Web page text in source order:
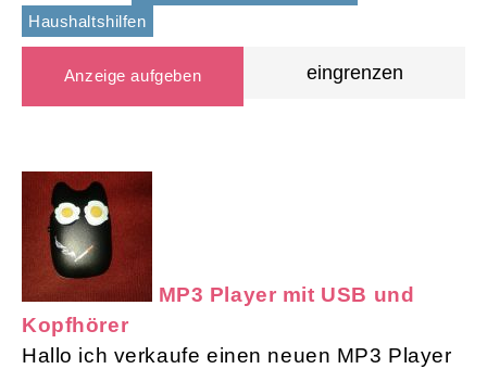
Haushaltshilfen
Anzeige aufgeben eingrenzen
MP3 Player mit USB und
Kopfhörer
Hallo ich verkaufe einen neuen MP3 Player